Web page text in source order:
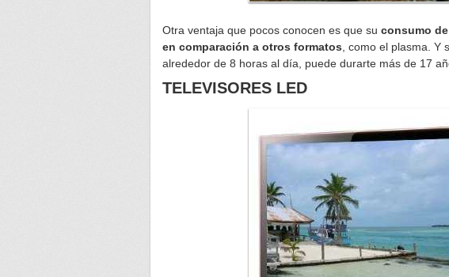
Otra ventaja que pocos conocen es que su consumo
en comparación a otros formatos , como el plasma. Y
alrededor de 8 horas al día, puede durarte más de 17
TELEVISORES LED